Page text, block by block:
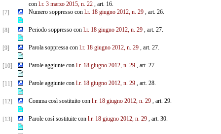
con l.r. 3 marzo 2015, n. 22, art. 16.
[7]
Numero soppresso con l.r. 18 giugno 2012, n. 29, art. 26.
[8] Periodo soppresso con l.r. 18 giugno 2012, n. 29, art. 27.
[9] Parola soppressa con l.r. 18 giugno 2012, n. 29, art. 27.
[10] Parole aggiunte con l.r. 18 giugno 2012, n. 29, art. 27.
[11] Parole aggiunte con l.r. 18 giugno 2012, n. 29, art. 28.
[12] Comma così sostituito con l.r. 18 giugno 2012, n. 29, art. 29.
[13] Parole così sostituite con l.r. 18 giugno 2012, n. 29, art. 30.